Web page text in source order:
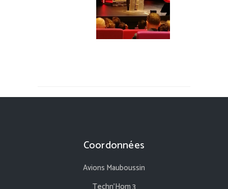
Coordonnées
Avions Mauboussin